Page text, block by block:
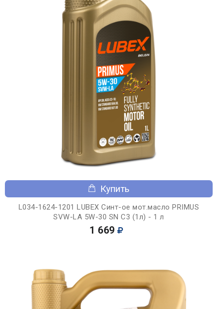
Купить
L034-1624-1201 LUBEX Синт-ое мот.масло PRIMUS
SVW-LA 5W-30 SN C3 (1л) - 1 л
1 669